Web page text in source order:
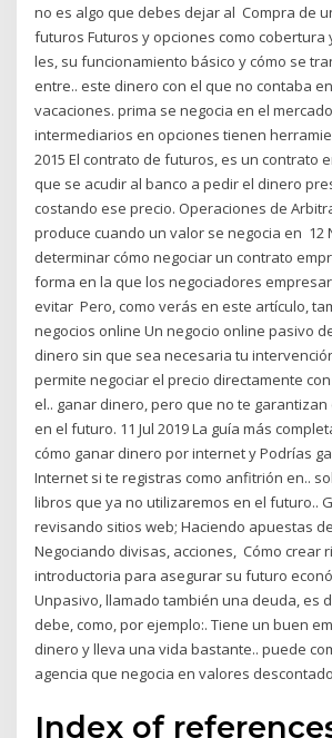
no es algo que debes dejar al Compra de
futuros Futuros y opciones como cobertura
les, su funcionamiento básico y cómo se
entre.. este dinero con el que no contaba
vacaciones. prima se negocia en el
intermediarios en opciones tienen
2015 El contrato de futuros, es un contrato
que se acudir al banco a pedir el dinero
costando ese precio. Operaciones de
produce cuando un valor se negocia en 12
determinar cómo negociar un contrato
forma en la que los negociadores
evitar Pero, como verás en este artículo,
negocios online Un negocio online pasivo
dinero sin que sea necesaria tu
permite negociar el precio directamente
el.. ganar dinero, pero que no te
en el futuro. 11 Jul 2019 La guía más
cómo ganar dinero por internet y Podrías
Internet si te registras como anfitrión en..
libros que ya no utilizaremos en el futuro..
revisando sitios web; Haciendo apuestas
Negociando divisas, acciones, Cómo crear
introductoria para asegurar su futuro
Unpasivo, llamado también una deuda, es
debe, como, por ejemplo:. Tiene un buen
dinero y lleva una vida bastante.. puede
agencia que negocia en valores
Index of